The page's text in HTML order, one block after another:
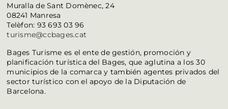
Muralla de Sant Domènec, 24
08241 Manresa
Telèfon: 93 693 03 96
turisme@ccbages.cat
Bages Turisme es el ente de gestión, promoción y
planificación turística del Bages, que aglutina a los 30
municipios de la comarca y también agentes privados del
sector turístico con el apoyo de la Diputación de
Barcelona.